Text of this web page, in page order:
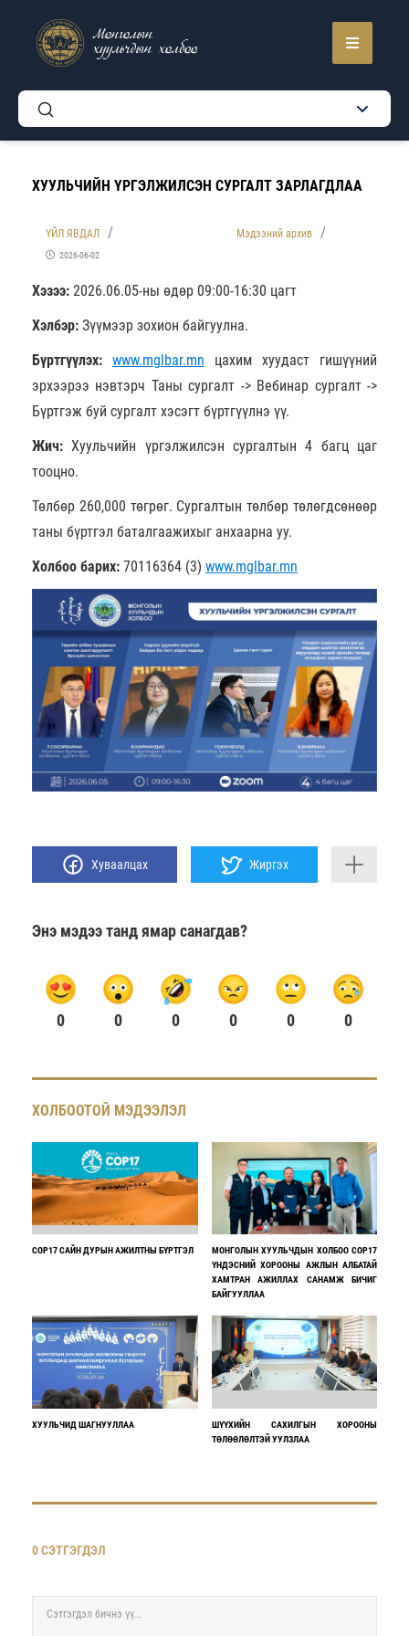
Монголын
хуульчдын холбоо
ХУУЛЬЧИЙН ҮРГЭЛЖИЛСЭН СУРГАЛТ ЗАРЛАГДЛАА
ҮЙЛ ЯВДАЛ Мэдээний архив
2026-06-02
Хэзээ: 2026.06.05-ны өдөр 09:00-16:30 цагт
Хэлбэр: Зүүмээр зохион байгуулна.
Бүртгүүлэх: www.mglbar.mn цахим хуудаст гишүүний
эрхээрээ нэвтэрч Таны сургалт -> Вебинар сургалт ->
Бүртгэж буй сургалт хэсэгт бүртгүүлнэ үү.
Жич: Хуульчийн үргэлжилсэн сургалтын 4 багц цаг
тооцно.
Төлбөр 260,000 төгрөг. Сургалтын төлбөр төлөгдсөнөөр
таны бүртгэл баталгаажихыг анхаарна уу.
Холбоо барих: 70116364 (3) www.mglbar.mn
Хуваалцах Жиргэх
Энэ мэдээ танд ямар санагдав?
0 0 0 0 0 0
ХОЛБООТОЙ МЭДЭЭЛЭЛ
COP17 САЙН ДУРЫН АЖИЛТНЫ БҮРТГЭЛ
МОНГОЛЫН ХУУЛЬЧДЫН ХОЛБОО COP17
ҮНДЭСНИЙ ХОРООНЫ АЖЛЫН АЛБАТАЙ
ХАМТРАН АЖИЛЛАХ САНАМЖ БИЧИГ
БАЙГУУЛЛАА
ХУУЛЬЧИД ШАГНУУЛЛАА
ШҮҮХИЙН САХИЛГЫН ХОРООНЫ
ТӨЛӨӨЛӨЛТЭЙ УУЛЗЛАА
0 СЭТГЭГДЭЛ